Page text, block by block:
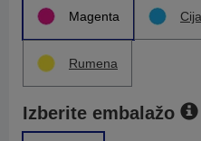
Magenta
Rumena
Izberite embalažo